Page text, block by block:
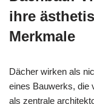
ihre
Merkmale
Dächer wirken als
eines Bauwerks, die
als zentrale